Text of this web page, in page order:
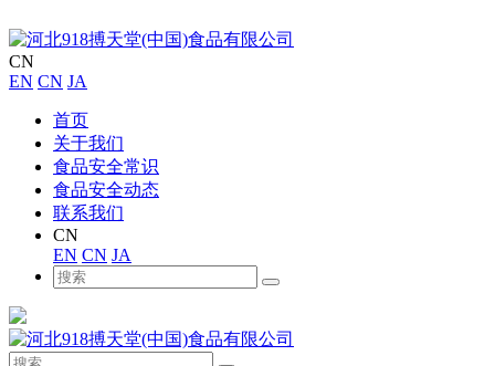
CN
EN CN JA
首页
关于我们
食品安全常识
食品安全动态
联系我们
CN
EN CN JA